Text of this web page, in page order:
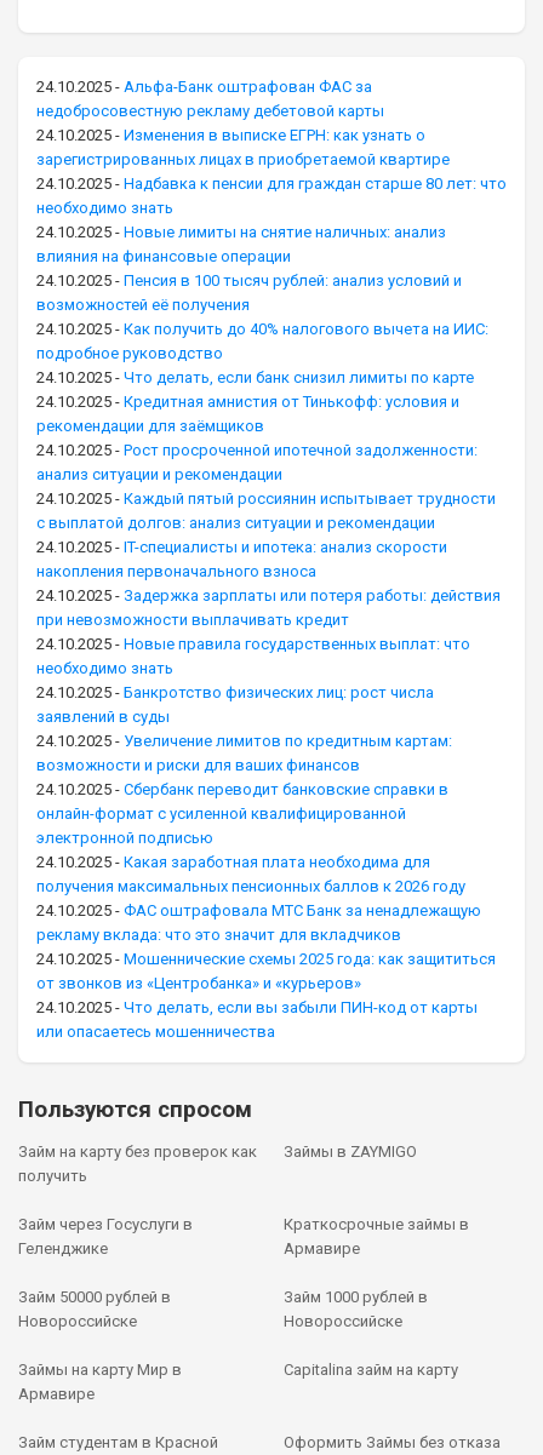
24.10.2025 - Альфа-Банк оштрафован ФАС за
недобросовестную рекламу дебетовой карты
24.10.2025 - Изменения в выписке ЕГРН: как узнать о
зарегистрированных лицах в приобретаемой квартире
24.10.2025 - Надбавка к пенсии для граждан старше 80 лет: что
необходимо знать
24.10.2025 - Новые лимиты на снятие наличных: анализ
влияния на финансовые операции
24.10.2025 - Пенсия в 100 тысяч рублей: анализ условий и
возможностей её получения
24.10.2025 - Как получить до 40% налогового вычета на ИИС:
подробное руководство
24.10.2025 - Что делать, если банк снизил лимиты по карте
24.10.2025 - Кредитная амнистия от Тинькофф: условия и
рекомендации для заёмщиков
24.10.2025 - Рост просроченной ипотечной задолженности:
анализ ситуации и рекомендации
24.10.2025 - Каждый пятый россиянин испытывает трудности
с выплатой долгов: анализ ситуации и рекомендации
24.10.2025 - IT-специалисты и ипотека: анализ скорости
накопления первоначального взноса
24.10.2025 - Задержка зарплаты или потеря работы: действия
при невозможности выплачивать кредит
24.10.2025 - Новые правила государственных выплат: что
необходимо знать
24.10.2025 - Банкротство физических лиц: рост числа
заявлений в суды
24.10.2025 - Увеличение лимитов по кредитным картам:
возможности и риски для ваших финансов
24.10.2025 - Сбербанк переводит банковские справки в
онлайн-формат с усиленной квалифицированной
электронной подписью
24.10.2025 - Какая заработная плата необходима для
получения максимальных пенсионных баллов к 2026 году
24.10.2025 - ФАС оштрафовала МТС Банк за ненадлежащую
рекламу вклада: что это значит для вкладчиков
24.10.2025 - Мошеннические схемы 2025 года: как защититься
от звонков из «Центробанка» и «курьеров»
24.10.2025 - Что делать, если вы забыли ПИН-код от карты
или опасаетесь мошенничества
Пользуются спросом
Займ на карту без проверок как
получить
Займы в ZAYMIGO
Займ через Госуслуги в
Геленджике
Краткосрочные займы в
Армавире
Займ 50000 рублей в
Новороссийске
Займ 1000 рублей в
Новороссийске
Займы на карту Мир в
Армавире
Capitalina займ на карту
Займ студентам в Красной
Оформить Займы без отказа